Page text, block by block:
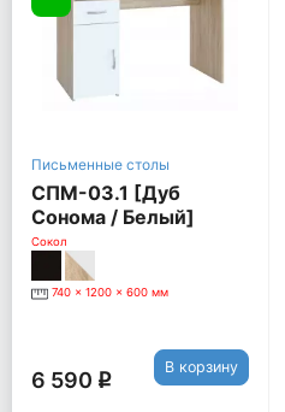
Письменные столы
СПМ-03.1 [Дуб
Сонома / Белый]
Сокол
740 x 1200 x 600 мм
6 590 q
В корзину